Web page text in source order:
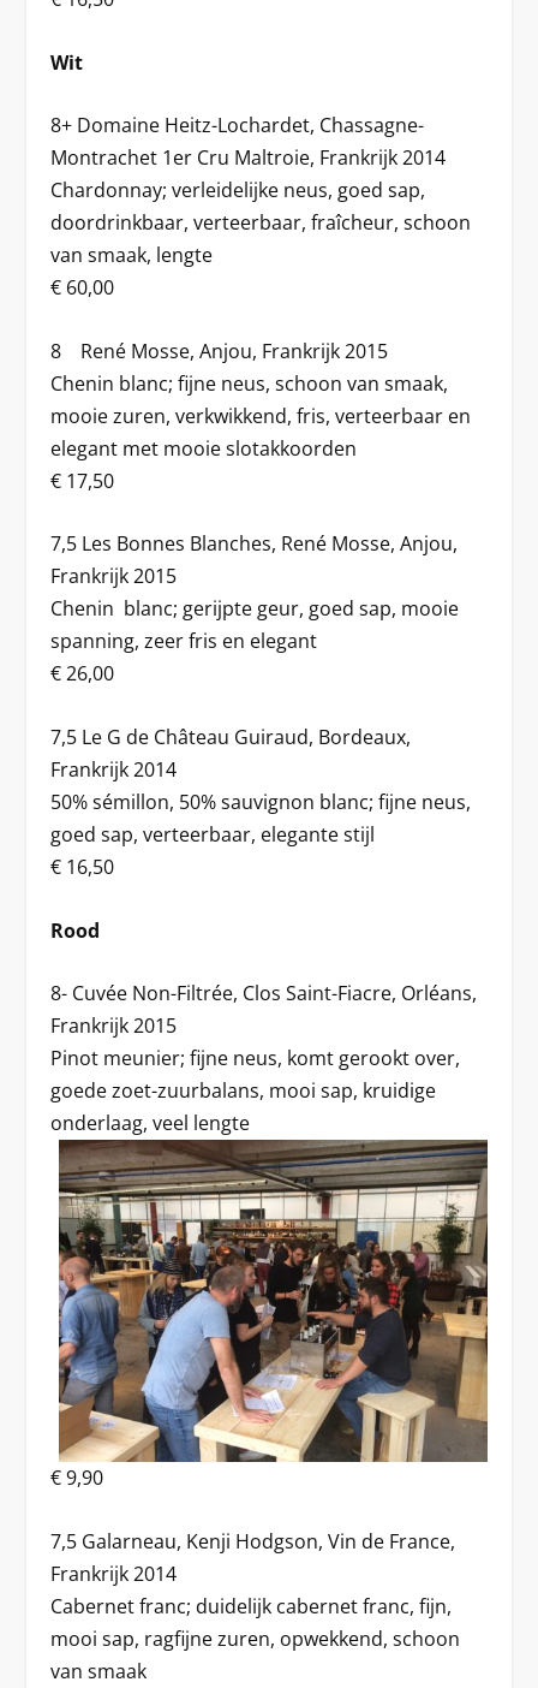
Wit
8+ Domaine Heitz-Lochardet, Chassagne-
Montrachet 1er Cru Maltroie, Frankrijk 2014
Chardonnay; verleidelijke neus, goed sap,
doordrinkbaar, verteerbaar, fraîcheur, schoon
van smaak, lengte
€ 60,00
8 René Mosse, Anjou, Frankrijk 2015
Chenin blanc; fijne neus, schoon van smaak,
mooie zuren, verkwikkend, fris, verteerbaar en
elegant met mooie slotakkoorden
€ 17,50
7,5 Les Bonnes Blanches, René Mosse, Anjou,
Frankrijk 2015
Chenin blanc; gerijpte geur, goed sap, mooie
spanning, zeer fris en elegant
€ 26,00
7,5 Le G de Château Guiraud, Bordeaux,
Frankrijk 2014
50% sémillon, 50% sauvignon blanc; fijne neus,
goed sap, verteerbaar, elegante stijl
€ 16,50
Rood
8- Cuvée Non-Filtrée, Clos Saint-Fiacre, Orléans,
Frankrijk 2015
Pinot meunier; fijne neus, komt gerookt over,
goede zoet-zuurbalans, mooi sap, kruidige
onderlaag, veel lengte
€ 9,90
7,5 Galarneau, Kenji Hodgson, Vin de France,
Frankrijk 2014
Cabernet franc; duidelijk cabernet franc, fijn,
mooi sap, ragfijne zuren, opwekkend, schoon
van smaak